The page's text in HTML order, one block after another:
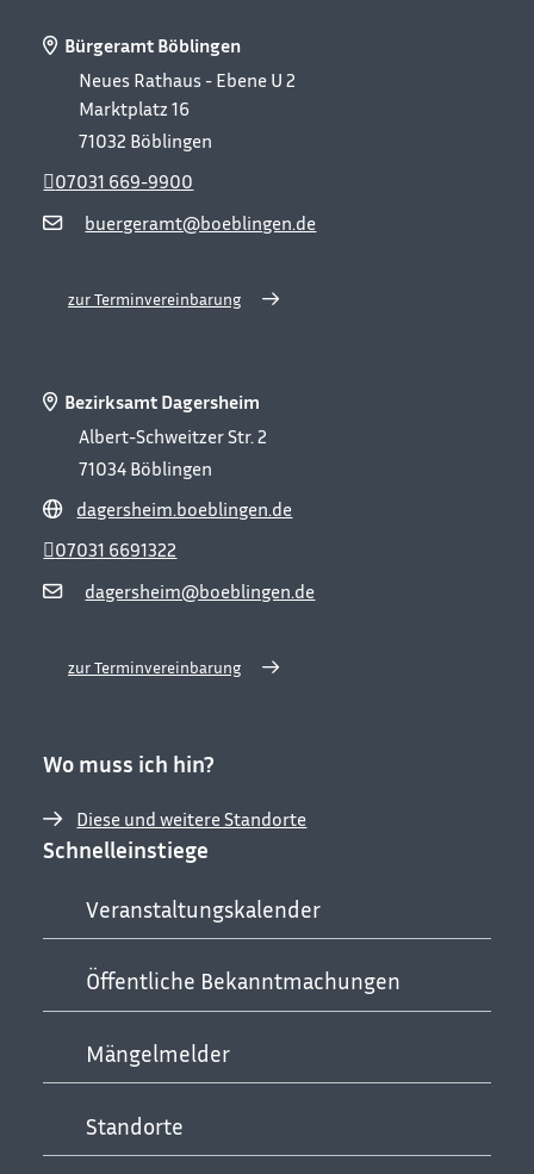
Bürgeramt Böblingen
Neues Rathaus - Ebene U 2
Marktplatz 16
71032 Böblingen
buergeramt@boeblingen.de
07031 669-9900
zur Terminvereinbarung
Bezirksamt Dagersheim
Albert-Schweitzer Str. 2
71034 Böblingen
dagersheim.boeblingen.de
dagersheim@boeblingen.de
07031 6691322
zur Terminvereinbarung
Wo muss ich hin?
Diese und weitere Standorte
Schnelleinstiege
Veranstaltungskalender
Öffentliche Bekanntmachungen
Mängelmelder
Standorte